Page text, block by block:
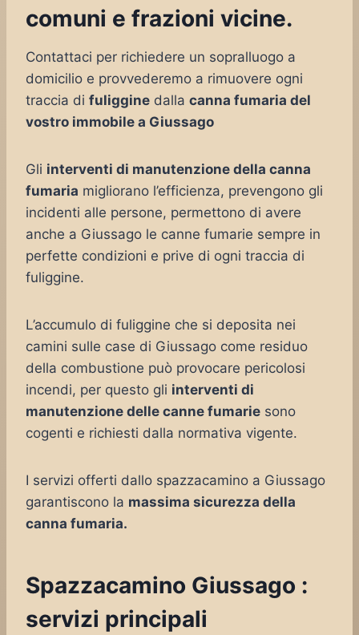
comuni e frazioni vicine.
Contattaci per richiedere un sopralluogo a
domicilio e provvederemo a rimuovere ogni
traccia di fuliggine dalla canna fumaria del
vostro immobile a Giussago
Gli interventi di manutenzione della canna
fumaria migliorano l’efficienza, prevengono gli
incidenti alle persone, permettono di avere
anche a Giussago le canne fumarie sempre in
perfette condizioni e prive di ogni traccia di
fuliggine.
L’accumulo di fuliggine che si deposita nei
camini sulle case di Giussago come residuo
della combustione può provocare pericolosi
incendi, per questo gli interventi di
manutenzione delle canne fumarie sono
cogenti e richiesti dalla normativa vigente.
I servizi offerti dallo spazzacamino a Giussago
garantiscono la massima sicurezza della
canna fumaria.
Spazzacamino Giussago :
servizi principali